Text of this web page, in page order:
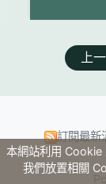
上
訂閱最新
本網站利用 Cookie
我們放置相關